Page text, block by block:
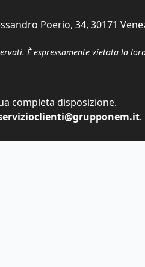
Poerio, 34, 30171
È espressamente vietata la
completa disposizione.
.